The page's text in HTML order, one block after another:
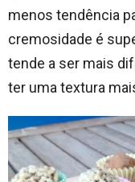
menos tendência
cremosidade é
tende a ser mais
ter uma textura